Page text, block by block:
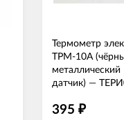
Термометр
TPM-10A
металлический
датчик) —
395 ₽